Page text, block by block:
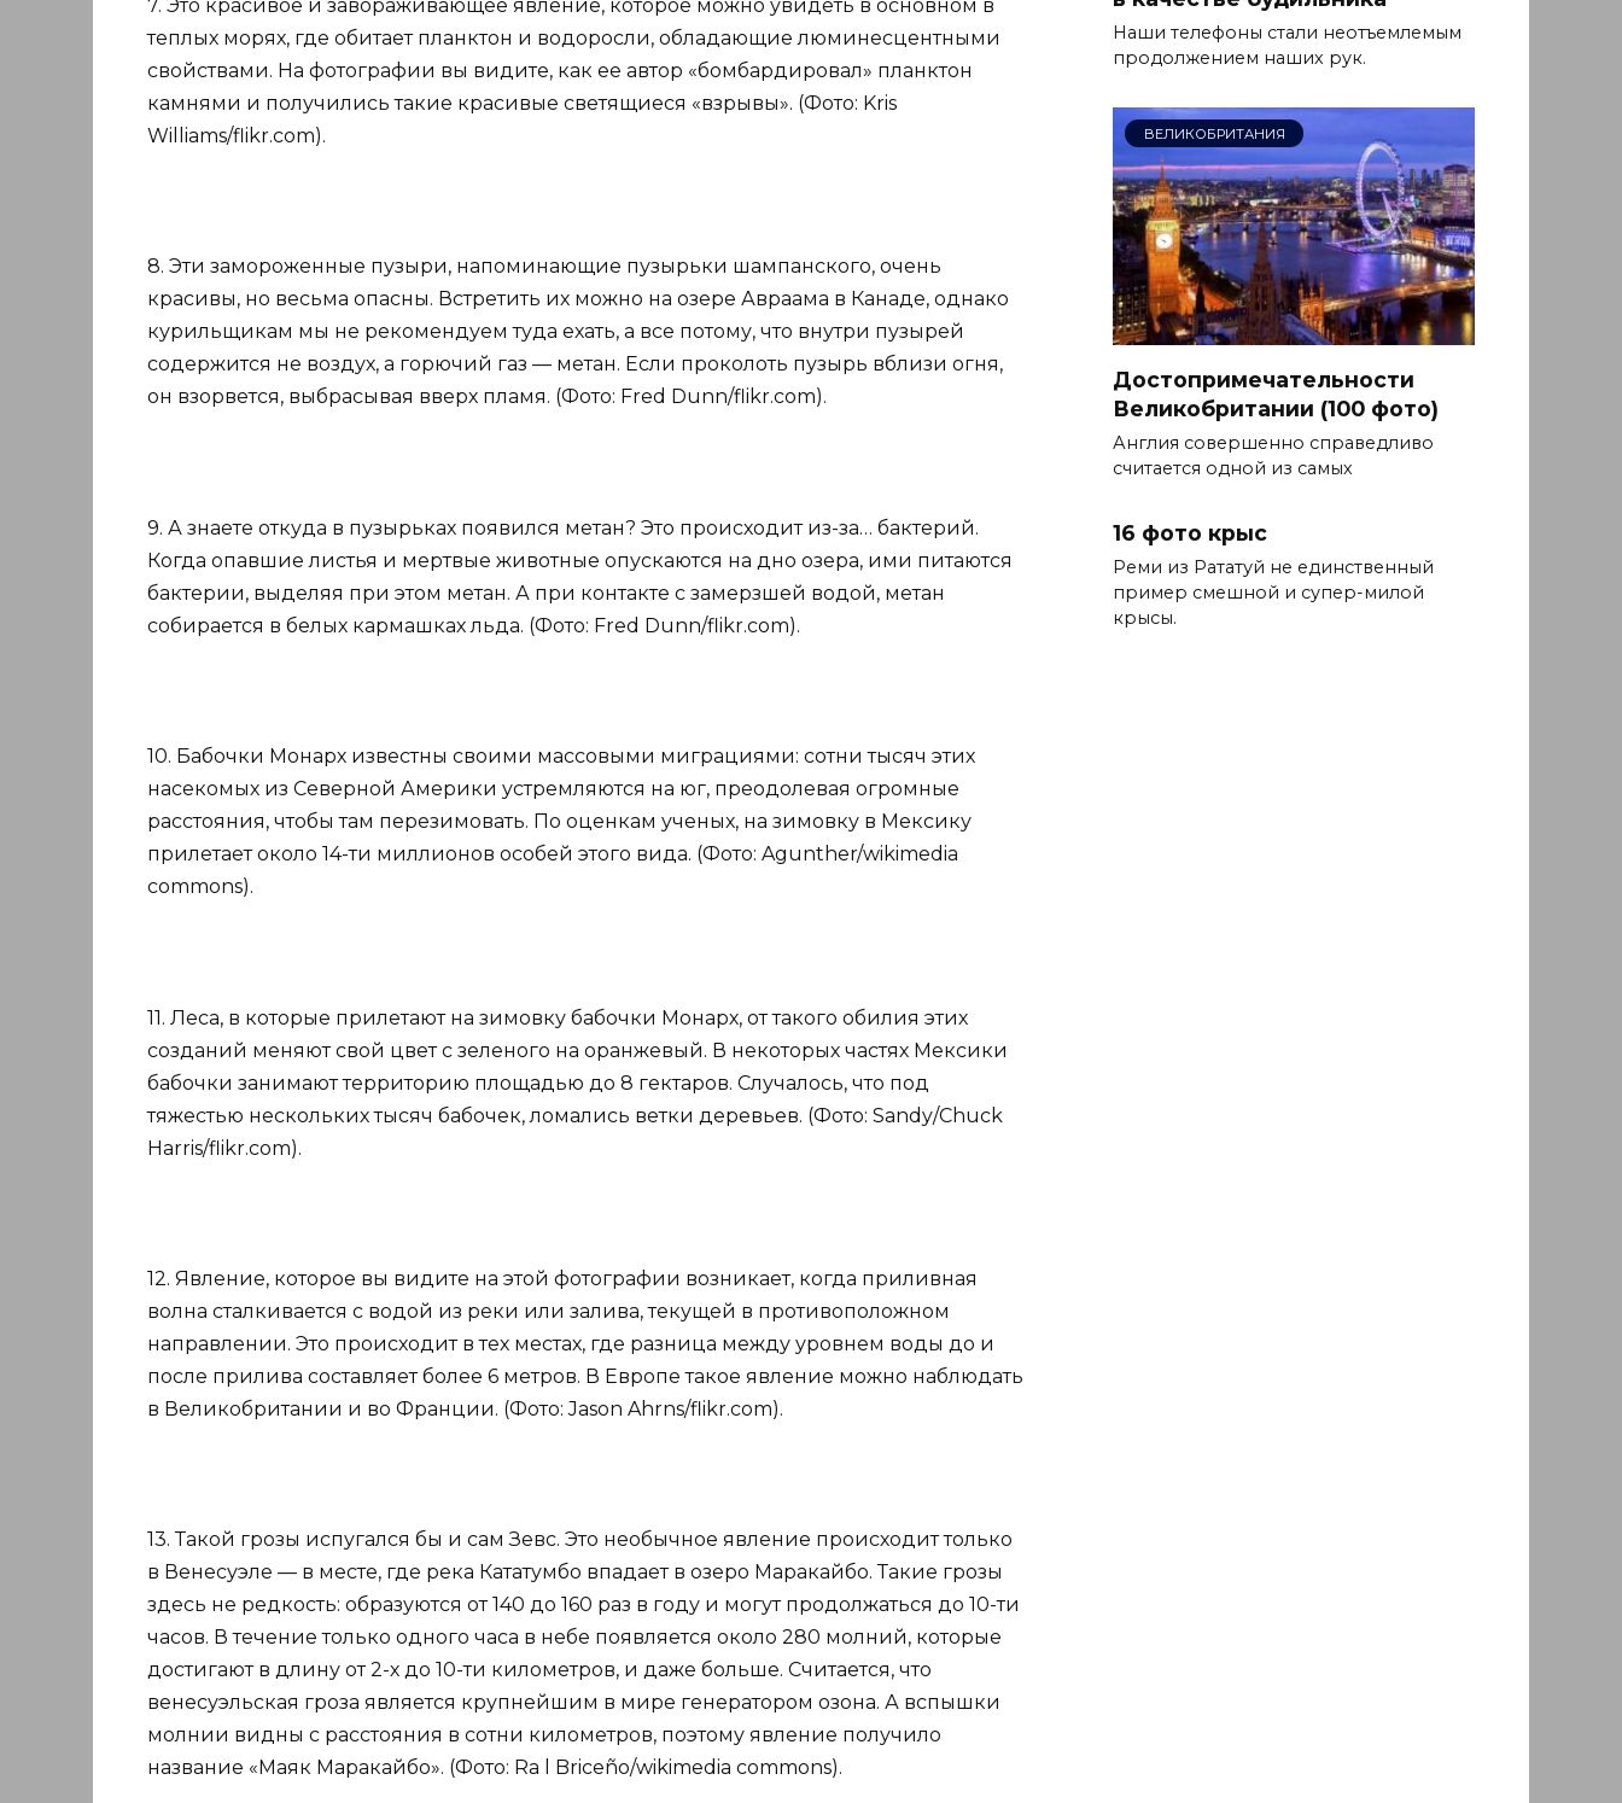
7. Это красивое и завораживающее явление, которое можно увидеть в основном в
теплых морях, где обитает планктон и водоросли, обладающие люминесцентными
свойствами. На фотографии вы видите, как ее автор «бомбардировал» планктон
камнями и получились такие красивые светящиеся «взрывы». (Фото: Kris
Williams/flikr.com).
8. Эти замороженные пузыри, напоминающие пузырьки шампанского, очень
красивы, но весьма опасны. Встретить их можно на озере Авраама в Канаде, однако
курильщикам мы не рекомендуем туда ехать, а все потому, что внутри пузырей
содержится не воздух, а горючий газ — метан. Если проколоть пузырь вблизи огня,
он взорвется, выбрасывая вверх пламя. (Фото: Fred Dunn/flikr.com).
9. А знаете откуда в пузырьках появился метан? Это происходит из-за… бактерий.
Когда опавшие листья и мертвые животные опускаются на дно озера, ими питаются
бактерии, выделяя при этом метан. А при контакте с замерзшей водой, метан
собирается в белых кармашках льда. (Фото: Fred Dunn/flikr.com).
10. Бабочки Монарх известны своими массовыми миграциями: сотни тысяч этих
насекомых из Северной Америки устремляются на юг, преодолевая огромные
расстояния, чтобы там перезимовать. По оценкам ученых, на зимовку в Мексику
прилетает около 14-ти миллионов особей этого вида. (Фото: Agunther/wikimedia
commons).
11. Леса, в которые прилетают на зимовку бабочки Монарх, от такого обилия этих
созданий меняют свой цвет с зеленого на оранжевый. В некоторых частях Мексики
бабочки занимают территорию площадью до 8 гектаров. Случалось, что под
тяжестью нескольких тысяч бабочек, ломались ветки деревьев. (Фото: Sandy/Chuck
Harris/flikr.com).
12. Явление, которое вы видите на этой фотографии возникает, когда приливная
волна сталкивается с водой из реки или залива, текущей в противоположном
направлении. Это происходит в тех местах, где разница между уровнем воды до и
после прилива составляет более 6 метров. В Европе такое явление можно наблюдать
в Великобритании и во Франции. (Фото: Jason Ahrns/flikr.com).
13. Такой грозы испугался бы и сам Зевс. Это необычное явление происходит только
в Венесуэле — в месте, где река Кататумбо впадает в озеро Маракайбо. Такие грозы
здесь не редкость: образуются от 140 до 160 раз в году и могут продолжаться до 10-ти
часов. В течение только одного часа в небе появляется около 280 молний, которые
достигают в длину от 2-х до 10-ти километров, и даже больше. Считается, что
венесуэльская гроза является крупнейшим в мире генератором озона. А вспышки
молнии видны с расстояния в сотни километров, поэтому явление получило
название «Маяк Маракайбо». (Фото: Ra l Briceño/wikimedia commons).
Наши телефоны стали неотъемлемым
продолжением наших рук.
ВЕЛИКОБРИТАНИЯ
Достопримечательности
Великобритании (100 фото)
Англия совершенно справедливо
считается одной из самых
16 фото крыс
Реми из Рататуй не единственный
пример смешной и супер-милой
крысы.